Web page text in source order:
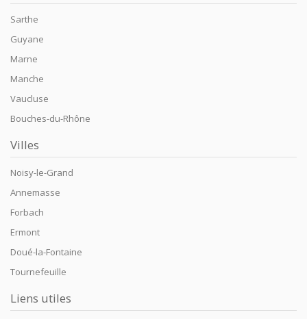
Sarthe
Guyane
Marne
Manche
Vaucluse
Bouches-du-Rhône
Villes
Noisy-le-Grand
Annemasse
Forbach
Ermont
Doué-la-Fontaine
Tournefeuille
Liens utiles